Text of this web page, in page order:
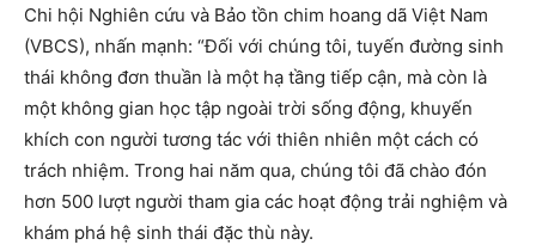
Chi hội Nghiên cứu và Bảo tồn chim hoang dã Việt Nam
(VBCS), nhấn mạnh: “Đối với chúng tôi, tuyến đường sinh
thái không đơn thuần là một hạ tầng tiếp cận, mà còn là
một không gian học tập ngoài trời sống động, khuyến
khích con người tương tác với thiên nhiên một cách có
trách nhiệm. Trong hai năm qua, chúng tôi đã chào đón
hơn 500 lượt người tham gia các hoạt động trải nghiệm và
khám phá hệ sinh thái đặc thù này.